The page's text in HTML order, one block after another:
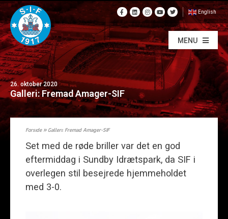
English
MENU
26. oktober 2020
Galleri: Fremad Amager-SIF
Forside» Galleri: Fremad Amager-SIF
Set med de røde briller var det en god
eftermiddag i Sundby Idrætspark, da SIF i
overlegen stil besejrede hjemmeholdet
med 3-0.